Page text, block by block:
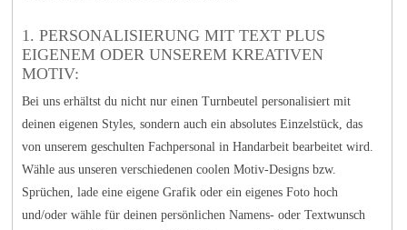
1. PERSONALISIERUNG MIT TEXT PLUS
EIGENEM ODER UNSEREM KREATIVEN
MOTIV:
Bei uns erhältst du nicht nur einen Turnbeutel personalisiert mit
deinen eigenen Styles, sondern auch ein absolutes Einzelstück, das
von unserem geschulten Fachpersonal in Handarbeit bearbeitet wird.
Wähle aus unseren verschiedenen coolen Motiv-Designs bzw.
Sprüchen, lade eine eigene Grafik oder ein eigenes Foto hoch
und/oder wähle für deinen persönlichen Namens- oder Textwunsch